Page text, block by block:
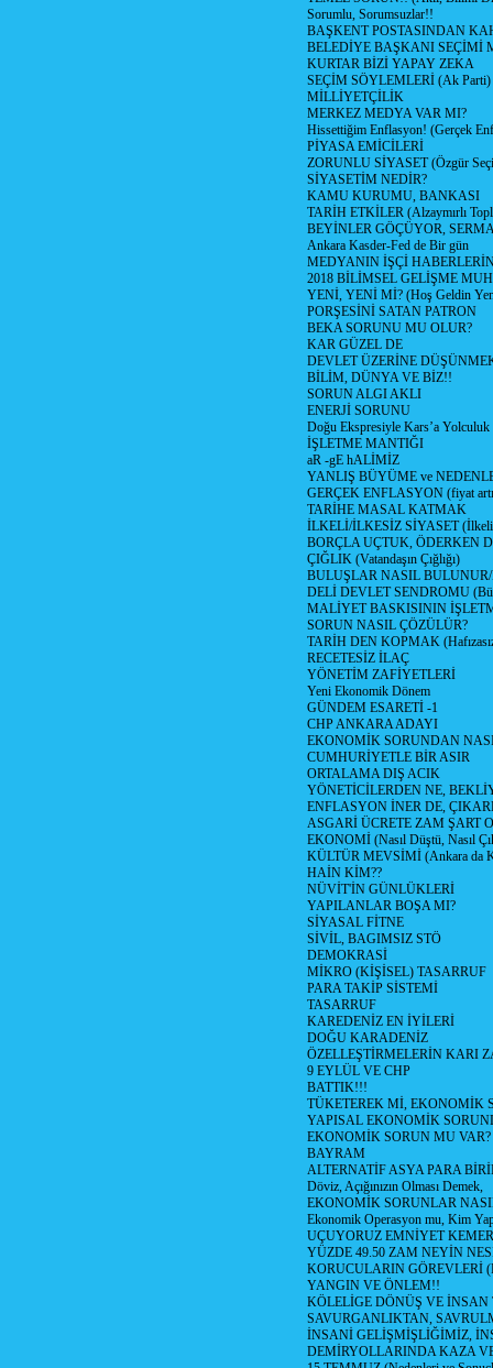
Sorumlu, Sorumsuzlar!!
BAŞKENT POSTASINDAN
BELEDİYE BAŞKANI SEÇİMİ
KURTAR BİZİ YAPAY ZEKA
SEÇİM SÖYLEMLERİ (Ak Parti)
MİLLİYETÇİLİK
MERKEZ MEDYA VAR MI?
Hissettiğim Enflasyon! (Gerçek
PİYASA EMİCİLERİ
ZORUNLU SİYASET (Özgür
SİYASETİM NEDİR?
KAMU KURUMU, BANKASI
TARİH ETKİLER (Alzaymırlı
BEYİNLER GÖÇÜYOR,
Ankara Kasder-Fed de Bir gün
MEDYANIN İŞÇİ
2018 BİLİMSEL GELİŞME
YENİ, YENİ Mİ? (Hoş Geldin
PORŞESİNİ SATAN PATRON
BEKA SORUNU MU OLUR?
KAR GÜZEL DE
DEVLET ÜZERİNE
BİLİM, DÜNYA VE BİZ!!
SORUN ALGI AKLI
ENERJİ SORUNU
Doğu Ekspresiyle Kars’a Yolculuk
İŞLETME MANTIĞI
aR -gE hALİMİZ
YANLIŞ BÜYÜME ve
GERÇEK ENFLASYON (fiyat
TARİHE MASAL KATMAK
İLKELİ/İLKESİZ SİYASET
BORÇLA UÇTUK, ÖDERKEN
ÇIĞLIK (Vatandaşın Çığlığı)
BULUŞLAR NASIL
DELİ DEVLET SENDROMU
MALİYET BASKISININ
SORUN NASIL ÇÖZÜLÜR?
TARİH DEN KOPMAK
RECETESİZ İLAÇ
YÖNETİM ZAFİYETLERİ
Yeni Ekonomik Dönem
GÜNDEM ESARETİ -1
CHP ANKARA ADAYI
EKONOMİK SORUNDAN
CUMHURİYETLE BİR ASIR
ORTALAMA DIŞ ACIK
YÖNETİCİLERDEN NE,
ENFLASYON İNER DE,
ASGARİ ÜCRETE ZAM ŞART
EKONOMİ (Nasıl Düştü, Nasıl
KÜLTÜR MEVSİMİ (Ankara da
HAİN KİM??
NÜVİT'İN GÜNLÜKLERİ
YAPILANLAR BOŞA MI?
SİYASAL FİTNE
SİVİL, BAGIMSIZ STÖ
DEMOKRASİ
MİKRO (KİŞİSEL) TASARRUF
PARA TAKİP SİSTEMİ
TASARRUF
KAREDENİZ EN İYİLERİ
DOĞU KARADENİZ
ÖZELLEŞTİRMELERİN KARI
9 EYLÜL VE CHP
BATTIK!!!
TÜKETEREK Mİ, EKONOMİK
YAPISAL EKONOMİK
EKONOMİK SORUN MU VAR?
BAYRAM
ALTERNATİF ASYA PARA
Döviz, Açığınızın Olması Demek,
EKONOMİK SORUNLAR
Ekonomik Operasyon mu, Kim
UÇUYORUZ EMNİYET
YÜZDE 49.50 ZAM NEYİN
KORUCULARIN GÖREVLERİ
YANGIN VE ÖNLEM!!
KÖLELİGE DÖNÜŞ VE İNSAN
SAVURGANLIKTAN,
İNSANİ GELİŞMİŞLİĞİMİZ,
DEMİRYOLLARINDA KAZA